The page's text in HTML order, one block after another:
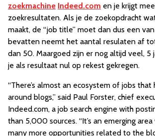
zoekmachine Indeed.com en je krijgt
zoekresultaten. Als je de zoekopdracht
maakt, de “job title” moet dan dus een
bevatten neemt het aantal resulaten af
dan 50. Maargoed zijn er nog altijd veel, 5
je als resultaat nul op rekest gekregen.
“There’s almost an ecosystem of jobs that
around blogs,” said Paul Forster, chief
Indeed.com, a job search engine with
than 5,000 sources. “It’s an emerging
many more opportunities related to the